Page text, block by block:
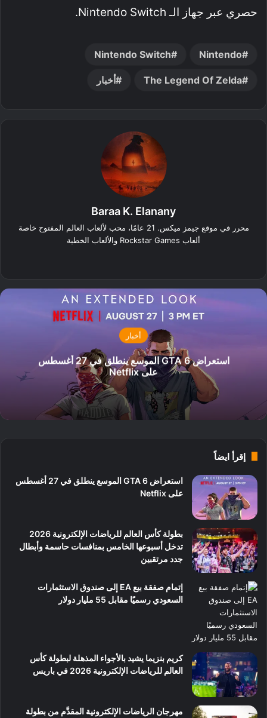
حصري عبر جهاز الـ Nintendo Switch.
Nintendo
Nintendo Switch
The Legend Of Zelda أخبار
Baraa K. Elanany
محرر في موقع جيمز ميكس. 21 عامًا، محب لألعاب العالم المفتوح خاصة
ألعاب Rockstar Games والألعاب الخطية
أخبار
استعراض GTA 6 الموسع ينطلق في 27 أغسطس
على Netflix
إقرأ ايضاً
استعراض GTA 6 الموسع ينطلق في 27 أغسطس
على Netflix
بطولة كأس العالم للرياضات الإلكترونية 2026
تدخل أسبوعها الخامس بمنافسات حاسمة وأبطال
جدد مرتقبين
إتمام صفقة بيع EA إلى صندوق الاستثمارات
السعودي رسميًا مقابل 55 مليار دولار
كريم بنزيما يشيد بالأجواء المذهلة لبطولة كأس
العالم للرياضات الإلكترونية 2026 في باريس
مهرجان الرياضات الإلكترونية المقدَّم من بطولة